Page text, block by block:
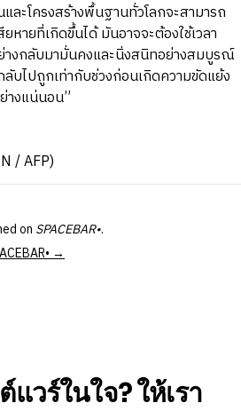
ละโครงสร้างพื้นฐานทั่วโลกจะสามารถ
หายที่เกิดขึ้นได้ มันอาจจะต้องใช้เวลา
งกลับมามั่นคงและนิ่งสนิทอย่างสมบูรณ์
บไปถูกเท่ากับช่วงก่อนเกิดความขัดแย้ง
างแน่นอน”
/ AFP)
on SPACEBAR•.
→
วร์ในใจ? ให้เรา